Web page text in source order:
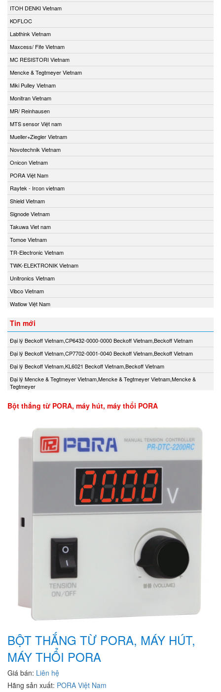
ITOH DENKI Vietnam
KOFLOC
Labthink Vietnam
Maxcess/ Fife Vietnam
MC RESISTORI Vietnam
Mencke & Tegtmeyer Vietnam
Miki Pulley Vietnam
Monitran Vietnam
MR/ Reinhausen
MTS sensor Việt nam
Mueller+Ziegler Vietnam
Novotechnik Vietnam
Onicon Vietnam
PORA Việt Nam
Raytek - Ircon vietnam
Shield Vietnam
Signode Vietnam
Takuwa Viet nam
Tomoe Vietnam
TR-Electronic Vietnam
TWK-ELEKTRONIK Vietnam
Unitronics Vietnam
Vibco Vietnam
Watlow Việt Nam
Tin mới
Đại lý Beckoff Vietnam,CP6432-0000-0000 Beckoff Vietnam,Beckoff Vietnam
Đại lý Beckoff Vietnam,CP7702-0001-0040 Beckoff Vietnam,Beckoff Vietnam
Đại lý Beckoff Vietnam,KL6021 Beckoff Vietnam,Beckoff Vietnam
Đại lý Mencke & Tegtmeyer Vietnam,Mencke & Tegtmeyer Vietnam,Mencke &
Tegtmeyer
Bột thắng từ PORA, máy hút, máy thổi PORA
BỘT THẮNG TỪ PORA, MÁY HÚT,
MÁY THỔI PORA
Giá bán: Liên hệ
Hãng sản xuất: PORA Việt Nam